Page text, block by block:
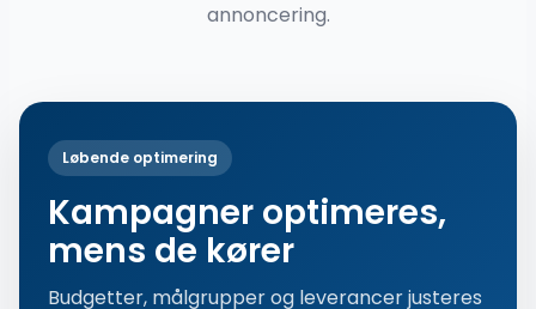
annoncering.
Løbende optimering
Kampagner optimeres,
mens de kører
Budgetter, målgrupper og leverancer justeres